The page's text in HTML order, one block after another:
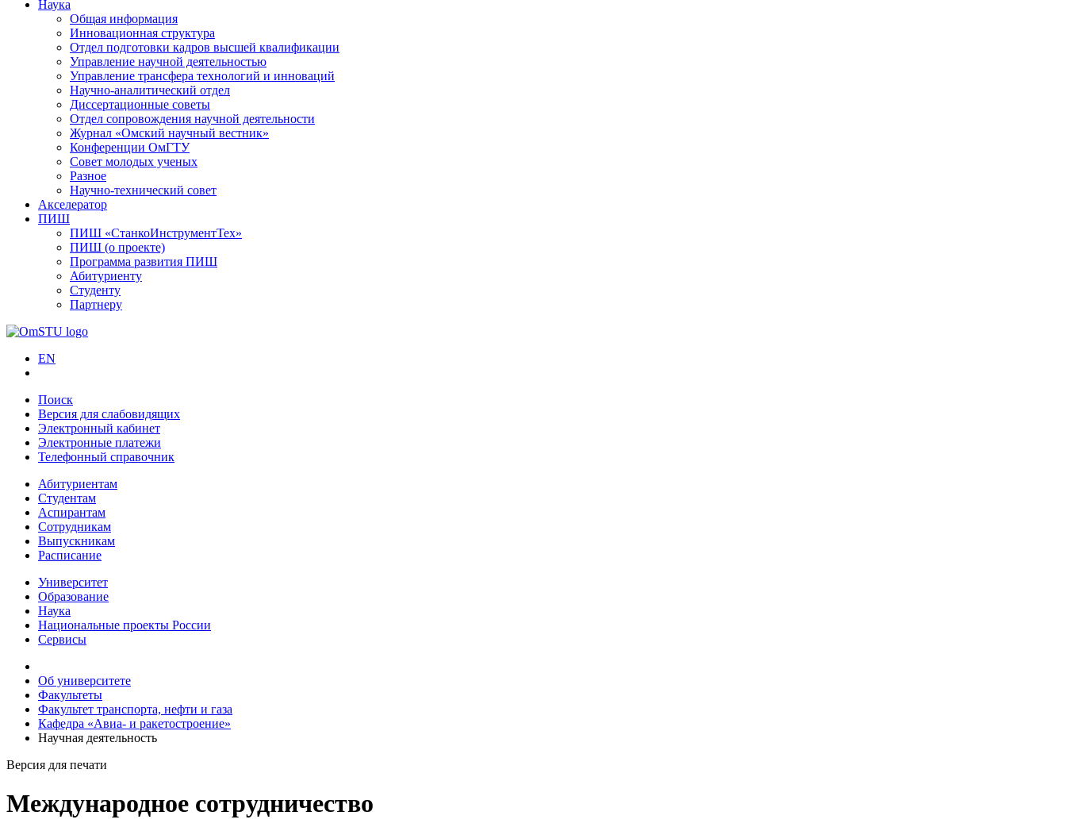
Наука
Общая информация
Инновационная структура
Отдел подготовки кадров высшей квалификации
Управление научной деятельностью
Управление трансфера технологий и инноваций
Научно-аналитический отдел
Диссертационные советы
Отдел сопровождения научной деятельности
Журнал «Омский научный вестник»
Конференции ОмГТУ
Совет молодых ученых
Разное
Научно-технический совет
Акселератор
ПИШ
ПИШ «СтанкоИнструментТех»
ПИШ (о проекте)
Программа развития ПИШ
Абитуриенту
Студенту
Партнеру
EN
Поиск
Версия для слабовидящих
Электронный кабинет
Электронные платежи
Телефонный справочник
Абитуриентам
Студентам
Аспирантам
Сотрудникам
Выпускникам
Расписание
Университет
Образование
Наука
Национальные проекты России
Сервисы
Об университете
Факультеты
Факультет транспорта, нефти и газа
Кафедра «Авиа- и ракетостроение»
Научная деятельность
Версия для печати
Международное сотрудничество